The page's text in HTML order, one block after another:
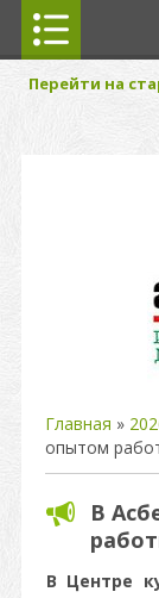
Перейти на
Главная »
опытом
В
В Центре